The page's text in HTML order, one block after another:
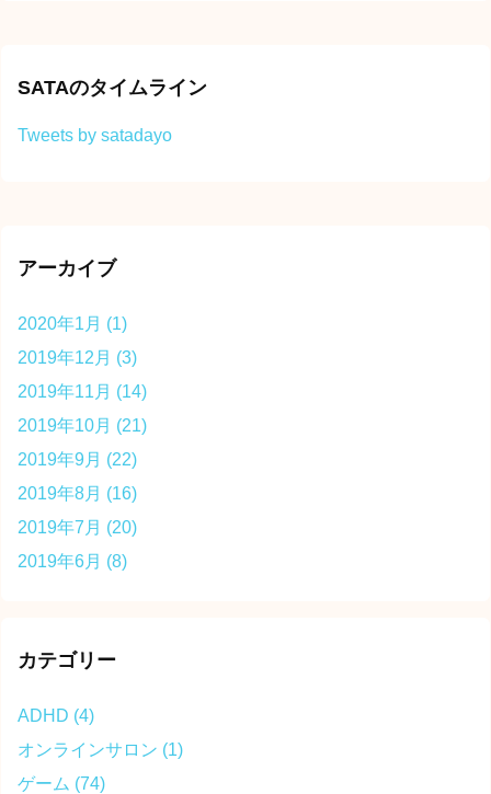
SATAのタイムライン
Tweets by satadayo
アーカイブ
2020年1月 (1)
2019年12月 (3)
2019年11月 (14)
2019年10月 (21)
2019年9月 (22)
2019年8月 (16)
2019年7月 (20)
2019年6月 (8)
カテゴリー
ADHD (4)
オンラインサロン (1)
ゲーム (74)